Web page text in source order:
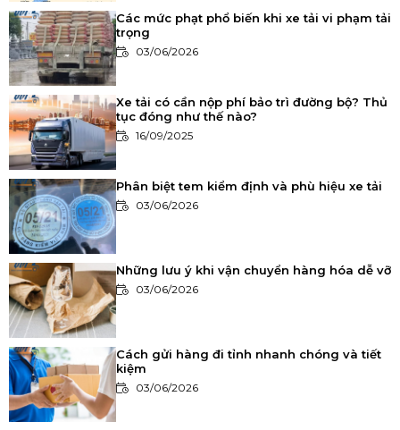
Các mức phạt phổ biến khi xe tải vi phạm tải
trọng
03/06/2026
Xe tải có cần nộp phí bảo trì đường bộ? Thủ
tục đóng như thế nào?
16/09/2025
Phân biệt tem kiểm định và phù hiệu xe tải
03/06/2026
Những lưu ý khi vận chuyển hàng hóa dễ vỡ
03/06/2026
Cách gửi hàng đi tỉnh nhanh chóng và tiết
kiệm
03/06/2026